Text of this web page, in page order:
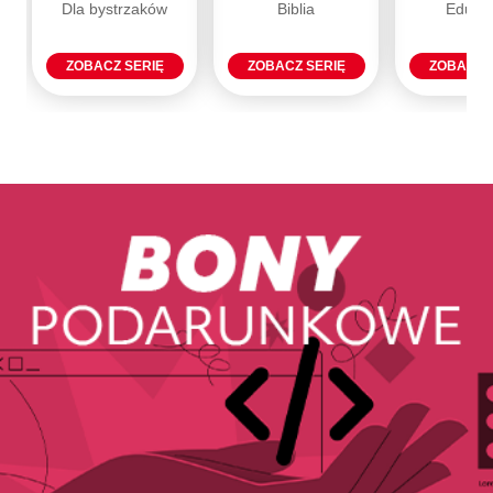
Dla bystrzaków
ZOBACZ SERIĘ
Biblia
ZOBACZ SERIĘ ZOBACZ